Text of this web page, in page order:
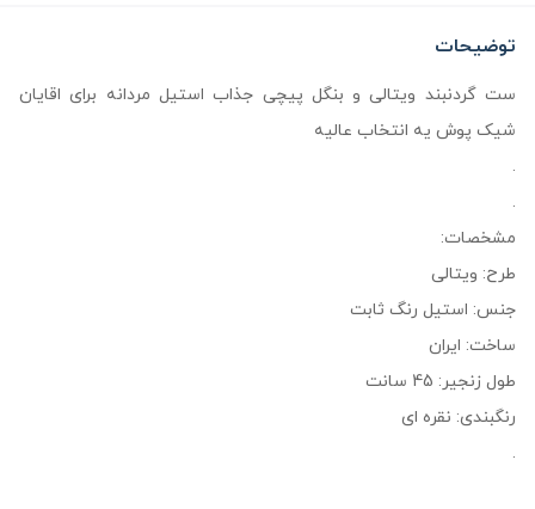
توضیحات
ست گردنبند ویتالی و بنگل پیچی جذاب استیل مردانه برای اقایان
شیک پوش یه انتخاب عالیه
.
.
مشخصات:
طرح: ویتالی
جنس: استیل رنگ ثابت
ساخت: ایران
طول زنجیر: 45 سانت
رنگبندی: نقره ای
.